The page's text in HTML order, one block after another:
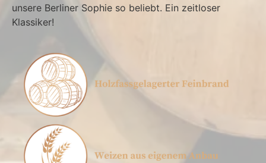
unsere Berliner Sophie so beliebt. Ein zeitloser
Klassiker!